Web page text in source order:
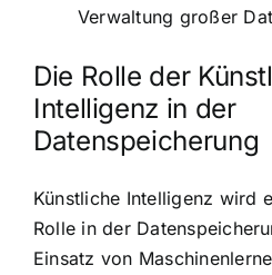
Verwaltung großer
Die Rolle der
Intelligenz in der
Datenspeicherung
Künstliche Intelligenz wird
Rolle in der
Einsatz von